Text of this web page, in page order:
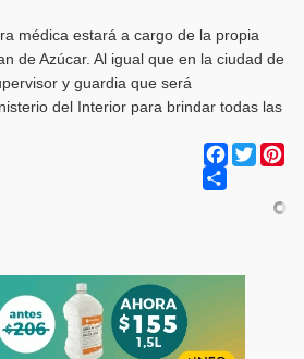
médica estará a cargo de la propia
de Azúcar. Al igual que en la ciudad de
y guardia que será
del Interior para brindar todas las
Facebook
Twitter